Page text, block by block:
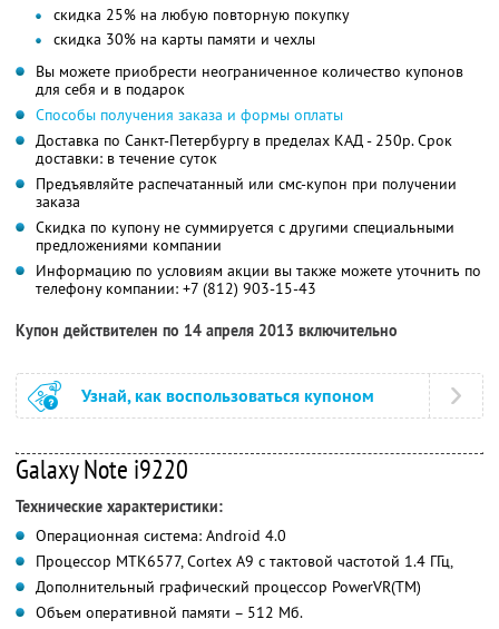
скидка 25% на любую повторную покупку
скидка 30% на карты памяти и чехлы
Вы можете приобрести неограниченное количество купонов
для себя и в подарок
Способы получения заказа и формы оплаты
Доставка по Санкт-Петербургу в пределах КАД - 250р. Срок
доставки: в течение суток
Предъявляйте распечатанный или смс-купон при получении
заказа
Скидка по купону не суммируется с другими специальными
предложениями компании
Информацию по условиям акции вы также можете уточнить по
телефону компании: +7 (812) 903-15-43
Купон действителен по 14 апреля 2013 включительно
Узнай, как воспользоваться купоном
Galaxy Note i9220
Технические характеристики:
Операционная система: Android 4.0
Процессор MTK6577, Cortex A9 с тактовой частотой 1.4 ГГц,
Дополнительный графический процессор PowerVR(TM)
Объем оперативной памяти – 512 Мб.